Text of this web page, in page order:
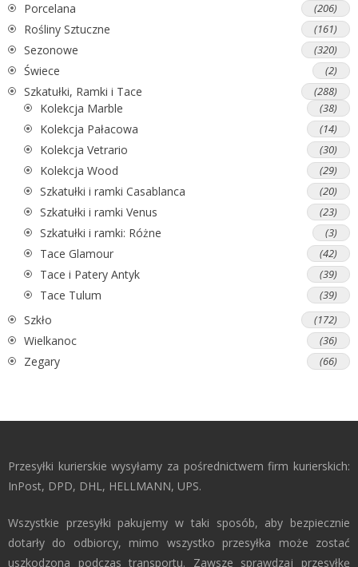
Porcelana (206)
Rośliny Sztuczne (161)
Sezonowe (320)
Świece (2)
Szkatułki, Ramki i Tace (288)
Kolekcja Marble (38)
Kolekcja Pałacowa (14)
Kolekcja Vetrario (30)
Kolekcja Wood (29)
Szkatułki i ramki Casablanca (20)
Szkatułki i ramki Venus (23)
Szkatułki i ramki: Różne (3)
Tace Glamour (42)
Tace i Patery Antyk (39)
Tace Tulum (39)
Szkło (172)
Wielkanoc (36)
Zegary (66)
Przesyłki kurierskie wysyłamy za pośrednictwem firm kurierskich:
InPost, DPD, DHL, HELLMANN, UPS.
Wszystkie przesyłki pakujemy w taki sposób, aby bezpiecznie
dotarły do odbiorcy, mimo wszystko przesyłka może zostać
uszkodzona podczas transportu. Zawsze sprawdzaj przesyłkę